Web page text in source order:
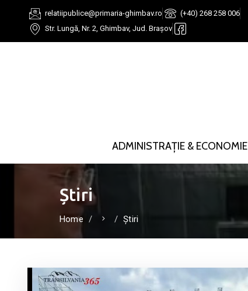
relatiipublice@primaria-ghimbav.ro
(+40) 268 258 006
Str. Lungă, Nr. 2, Ghimbav, Jud. Brașov
ADMINISTRAȚIE & ECONOMIE
Știri
Home Știri